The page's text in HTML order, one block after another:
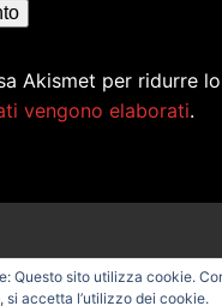
Akismet per ridurre
vengono elaborati.
Questo sito utilizza cookie.
si accetta l’utilizzo dei cookie.